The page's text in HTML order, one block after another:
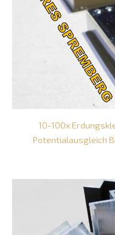
10-100x
Potentialausgleich